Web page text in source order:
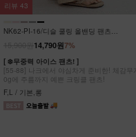
NK62-PI-16/디슬 쿨링 올밴딩 팬츠
7%
14,790원
[ ❄️무중력 아이스 팬츠! ]
[55-88] 나크에서 야심차게 준비한! 체감무게
0g에 주름까지 예쁜 크링클 팬츠!
F,L / 기본,롱
리뷰 43